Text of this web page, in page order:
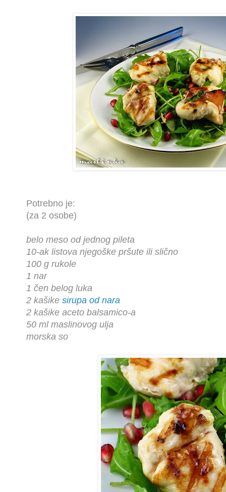
Potrebno je:
(za 2 osobe)
belo meso od jednog pileta
10-ak listova njegoške pršute ili slično
100 g rukole
1 nar
1 čen belog luka
2 kašike sirupa od nara
2 kašike aceto balsamico-a
50 ml maslinovog ulja
morska so